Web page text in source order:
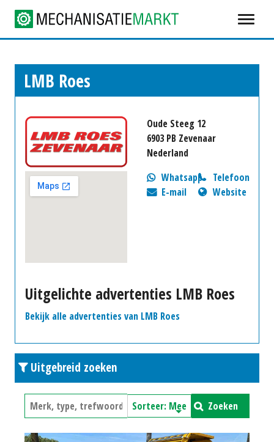
LMB Roes
Oude Steeg 12
6903 PB Zevenaar
Nederland
Whatsapp
Telefoon
E-mail
Website
Uitgelichte advertenties LMB Roes
Bekijk alle advertenties van LMB Roes
Uitgebreid zoeken
Zoeken